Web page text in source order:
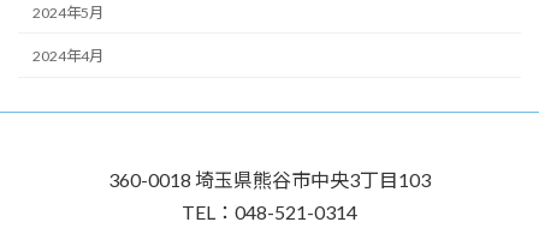
2024年5月
2024年4月
360-0018 埼玉県熊谷市中央3丁目103
TEL：048-521-0314